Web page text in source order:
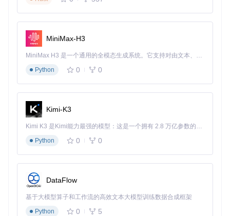
MiniMax-H3
MiniMax H3 是一个通用的全模态生成系统。它支持对由文本、图像、视频和音频组成的多模态上下文进行统一理解，并能生成分辨率高达 2K、时长可达 15 秒的带原生立体声音频的视频。得益于面向任务泛化的系统设计，H3 在预训练阶段就已具备广泛的多模态上下文理解与生成能力，能够出色地执行复杂的多模态指令。
Python
0 0
Kimi-K3
Kimi K3 是Kimi能力最强的模型：这是一个拥有 2.8 万亿参数的混合专家（MoE）模型，具备原生视觉理解能力，并支持 100 万 token 的上下文窗口。
Python
0 0
DataFlow
基于大模型算子和工作流的高效文本大模型训练数据合成框架
Python
0 5